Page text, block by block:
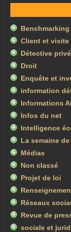
Benchmarking
Client et visite
Détective privé
Droit
Enquête et
information
Informations
Infos du net
Intelligence
La semaine
Médias
Non classé
Projet de loi
Réseaux
Revue de
sociale et